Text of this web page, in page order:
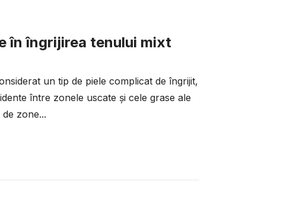
în îngrijirea tenului mixt
un tip de piele complicat de îngrijit,
între zonele uscate și cele grase ale
zone...